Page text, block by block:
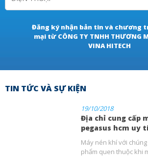
Đăng ký nhận bản tin và chương
mại từ CÔNG TY TNHH THƯƠNG
VINA HITECH
TIN TỨC VÀ SỰ KIỆN
19/10/2018
Địa chỉ cung cấp
pegasus hcm uy
Máy nén khí với
phẩm quen thuộc khi